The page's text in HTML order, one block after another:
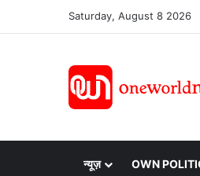
Saturday, August 8 2026
न्यूज़ OWN